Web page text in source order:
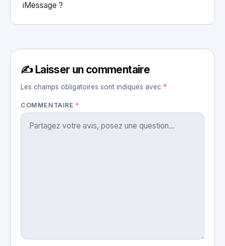
iMessage ?
✍️ Laisser un commentaire
Les champs obligatoires sont indiqués avec *
COMMENTAIRE *